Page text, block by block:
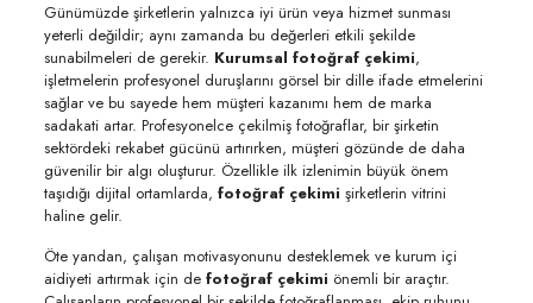
Günümüzde şirketlerin yalnızca iyi ürün veya hizmet sunması
yeterli değildir; aynı zamanda bu değerleri etkili şekilde
sunabilmeleri de gerekir. Kurumsal fotoğraf çekimi,
işletmelerin profesyonel duruşlarını görsel bir dille ifade etmelerini
sağlar ve bu sayede hem müşteri kazanımı hem de marka
sadakati artar. Profesyonelce çekilmiş fotoğraflar, bir şirketin
sektördeki rekabet gücünü artırırken, müşteri gözünde de daha
güvenilir bir algı oluşturur. Özellikle ilk izlenimin büyük önem
taşıdığı dijital ortamlarda, fotoğraf çekimi şirketlerin vitrini
haline gelir.
Öte yandan, çalışan motivasyonunu desteklemek ve kurum içi
aidiyeti artırmak için de fotoğraf çekimi önemli bir araçtır.